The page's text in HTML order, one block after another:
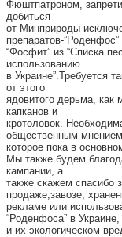
Фюштпатроном,
добиться
от Минприроды
препаратов-”Роденфос”
“Фосфит” из “Списка
использованию
в Украине”.Требуется
от этого
ядовитого дерьма, как
капканов и
кротоловок.
общественным
которое пока в
Мы также будем
кампании, а
также скажем
продаже,завозе,
рекламе или
“Роденфоса” в Украине,
и их экологическом